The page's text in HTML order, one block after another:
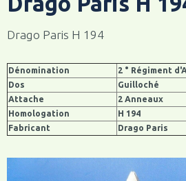
Drago Paris H 194
Dénomination
2 ° Régiment
Dos
Guilloché
Attache
2 Anneaux
Homologation
H 194
Fabricant
Drago Paris